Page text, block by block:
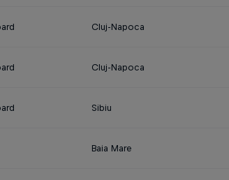
Cluj-Napoca
Cluj-Napoca
Sibiu
Baia Mare